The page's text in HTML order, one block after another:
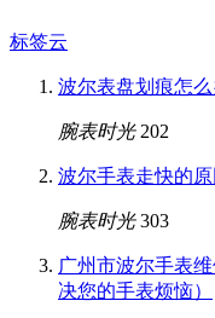
标签云
波尔表盘划痕怎
腕表时光 202
波尔手表走快的
腕表时光 303
广州市波尔手表
决您的手表烦恼）